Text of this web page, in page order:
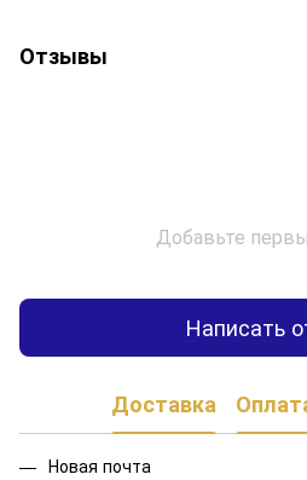
Отзывы
Добавьте
Написать
Доставка
Новая почта